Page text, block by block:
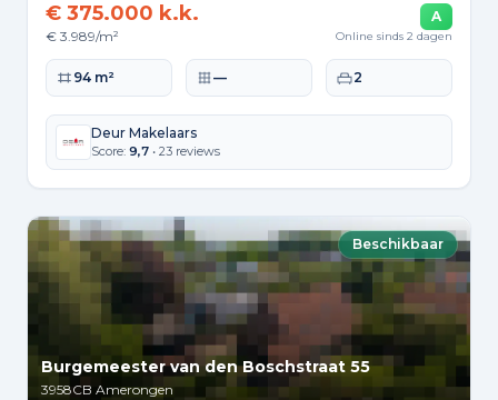
€ 375.000 k.k.
€ 3.989/m²
A
Online sinds 2 dagen
Woonoppervlakte
94 m² Perceeloppervlakte
— Slaapkamers
2
Deur Makelaars
Score: 9,7 • 23 reviews
Beschikbaar
Burgemeester van den Boschstraat 55
3958CB Amerongen